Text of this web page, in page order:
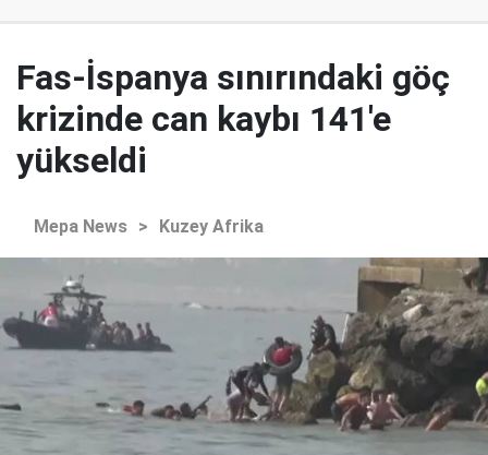
Fas-İspanya sınırındaki göç
krizinde can kaybı 141'e
yükseldi
Mepa News > Kuzey Afrika